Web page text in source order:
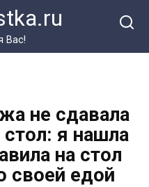
Вас!
не сдавала
я нашла
на стол
своей едой